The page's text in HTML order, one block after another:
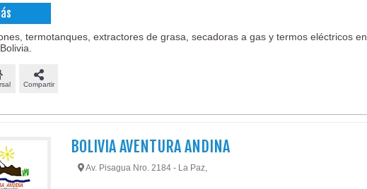
termotanques, extractores de grasa, secadoras a gas y termos eléctricos en
Compartir
BOLIVIA AVENTURA ANDINA
Av. Pisagua Nro. 2184 - La Paz,